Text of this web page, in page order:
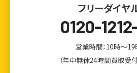
フリーダイヤ
0120-
営業時間：10時～19
（年中無休24時間買取受付